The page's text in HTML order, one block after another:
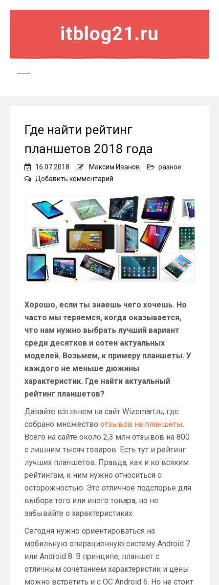
itblog21.ru
Где найти рейтинг
планшетов 2018 года
16.07.2018 Максим Иванов
разное
Добавить комментарий
найти
рейтинг
планшетов
2018
года
Хорошо, если ты знаешь чего хочешь. Но
часто мы теряемся, когда оказывается,
что нам нужно выбрать лучший вариант
среди десятков и сотен актуальных
моделей. Возьмем, к примеру планшеты. У
каждого не меньше дюжины
характеристик. Где найти актуальный
рейтинг планшетов?
Давайте взглянем на сайт Wizemart.ru, где
собрано множество отзывов на планшеты.
Всего на сайте около 2,3 млн отзывов на 800
с лишним тысяч товаров. Есть тут и рейтинг
лучших планшетов. Правда, как и ко всяким
рейтингам, к ним нужно относиться с
осторожностью. Это отличное подспорье для
выбора того или иного товара, но не
забывайте о характеристиках.
Сегодня нужно ориентироваться на
мобильную операционную систему Android 7
или Android 8. В принципе, планшет с
отличным сочетанием характеристик и цены
можно встретить и с ОС Android 6. Но не стоит